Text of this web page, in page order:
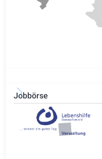
Jobbörse